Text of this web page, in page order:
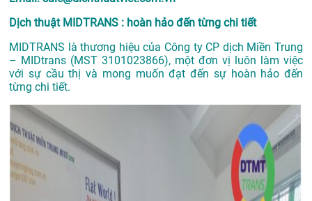
Dịch thuật MIDTRANS : hoàn hảo đến từng chi tiết
MIDTRANS là thương hiệu của Công ty CP dịch Miền Trung
– MIDtrans (MST 3101023866), một đơn vị luôn làm việc
với sự cầu thị và mong muốn đạt đến sự hoàn hảo đến
từng chi tiết.